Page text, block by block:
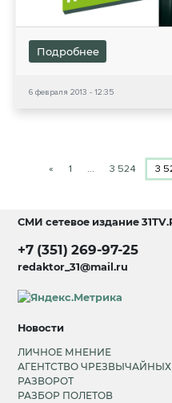
Подробнее
6 февраля 2013 - 12:35
« 1 … 3 524 3
СМИ сетевое издание
+7 (351) 269-97-25
redaktor_31@mail.ru
Новости
ЛИЧНОЕ МНЕНИЕ
АГЕНТСТВО
РАЗВОРОТ
РАЗБОР ПОЛЕТОВ